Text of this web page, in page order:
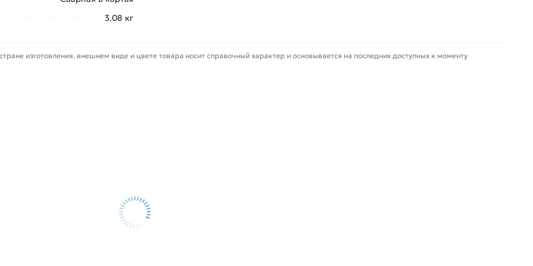
с Вами для согласования
3.08 кг
изготовления, внешнем виде и цвете товара носит справочный характер и основывается на последних доступных к моменту